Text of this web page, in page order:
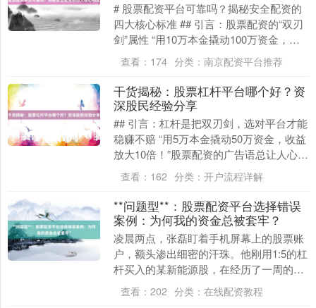
# 股票配资平台可靠吗？揭秘安全配资的
四大核心标准 ## 引言：股票配资的“双刃
剑”属性 “用10万本金撬动100万资金，收
益放大10倍！”——这类宣传语在股票....
查看： 174 分类： 南京配资平台推荐
干货揭秘：股票杠杆平台哪个好？资
深股民经验分享
## 引言：杠杆是把双刃剑，选对平台才能
稳赚不赔 “用5万本金撬动50万资金，收益
放大10倍！”股票配资的广告语总让人心
动，但背后隐藏的风险却让无数股民血本
无归....
查看： 162 分类： 开户流程详解
**问题型**：股票配资平台选择错误
案例：为何我的资金总被套牢？
凌晨两点，张磊盯着手机屏幕上的股票账
户，额头渗出细密的汗珠。他刚用1:5的杠
杆买入的某新能源股，在经历了一周的震
荡后突然跳水，直接跌破平仓线。平台客
服的提示音刺....
查看： 202 分类： 在线配资教程